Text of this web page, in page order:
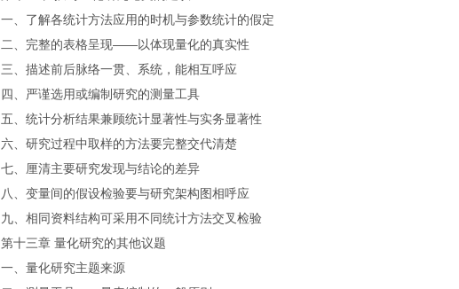
一、了解各统计方法应用的时机与参数统计的假定
二、完整的表格呈现——以体现量化的真实性
三、描述前后脉络一贯、系统，能相互呼应
四、严谨选用或编制研究的测量工具
五、统计分析结果兼顾统计显著性与实务显著性
六、研究过程中取样的方法要完整交代清楚
七、厘清主要研究发现与结论的差异
八、变量间的假设检验要与研究架构图相呼应
九、相同资料结构可采用不同统计方法交叉检验
第十三章 量化研究的其他议题
一、量化研究主题来源